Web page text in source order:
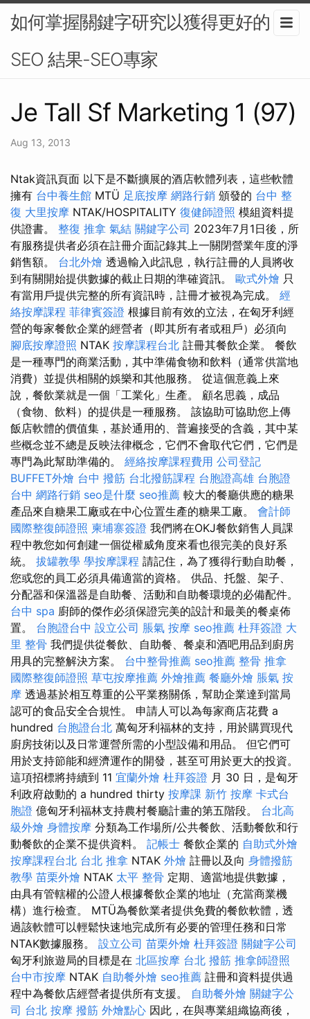
如何掌握關鍵字研究以獲得更好的
SEO 結果-SEO專家
Je Tall Sf Marketing 1 (97)
Aug 13, 2013
Ntak資訊頁面 以下是不斷擴展的酒店軟體列表，這些軟體
擁有 台中養生館 MTÜ 足底按摩 網路行銷 頒發的 台中 整
復 大里按摩 NTAK/HOSPITALITY 復健師證照 模組資料提
供證書。 整復 推拿 氣結 關鍵字公司 2023年7月1日後，所
有服務提供者必須在註冊介面記錄其上一關閉營業年度的淨
銷售額。 台北外燴 透過輸入此訊息，執行註冊的人員將收
到有關開始提供數據的截止日期的準確資訊。 歐式外燴 只
有當用戶提供完整的所有資訊時，註冊才被視為完成。 經
絡按摩課程 菲律賓簽證 根據目前有效的立法，在匈牙利經
營的每家餐飲企業的經營者（即其所有者或租戶）必須向
腳底按摩證照 NTAK 按摩課程台北 註冊其餐飲企業。 餐飲
是一種專門的商業活動，其中準備食物和飲料（通常供當地
消費）並提供相關的娛樂和其他服務。 從這個意義上來
說，餐飲業就是一個「工業化」生產。 顧名思義，成品
（食物、飲料）的提供是一種服務。 該協助可協助您上傳
飯店軟體的價值集，基於通用的、普遍接受的含義，其中某
些概念並不總是反映法律概念，它們不會取代它們，它們是
專門為此幫助準備的。 經絡按摩課程費用 公司登記
BUFFET外燴 台中 撥筋 台北撥筋課程 台胞證高雄 台胞證
台中 網路行銷 seo是什麼 seo推薦 較大的餐廳供應的糖果
產品來自糖果工廠或在中心位置生產的糖果工廠。 會計師
國際整復師證照 柬埔寨簽證 我們將在OKJ餐飲銷售人員課
程中教您如何創建一個從權威角度來看也很完美的良好系
統。 拔罐教學 學按摩課程 請記住，為了獲得行動自助餐，
您或您的員工必須具備適當的資格。 供品、托盤、架子、
分配器和保溫器是自助餐、活動和自助餐環境的必備配件。
台中 spa 廚師的傑作必須保證完美的設計和最美的餐桌佈
置。 台胞證台中 設立公司 脹氣 按摩 seo推薦 杜拜簽證 大
里 整骨 我們提供從餐飲、自助餐、餐桌和酒吧用品到廚房
用具的完整解決方案。 台中整骨推薦 seo推薦 整骨 推拿
國際整復師證照 草屯按摩推薦 外燴推薦 餐廳外燴 脹氣 按
摩 透過基於相互尊重的公平業務關係，幫助企業達到當局
認可的食品安全合規性。 申請人可以為每家商店花費 a
hundred 台胞證台北 萬匈牙利福林的支持，用於購買現代
廚房技術以及日常運營所需的小型設備和用品。 但它們可
用於支持節能和經濟運作的開發，甚至可用於更大的投資。
這項招標將持續到 11 宜蘭外燴 杜拜簽證 月 30 日，是匈牙
利政府啟動的 a hundred thirty 按摩課 新竹 按摩 卡式台
胞證 億匈牙利福林支持農村餐廳計畫的第五階段。 台北高
級外燴 身體按摩 分類為工作場所/公共餐飲、活動餐飲和行
動餐飲的企業不提供資料。 記帳士 餐飲企業的 自助式外燴
按摩課程台北 台北 推拿 NTAK 外燴 註冊以及向 身體撥筋
教學 苗栗外燴 NTAK 太平 整骨 定期、適當地提供數據，
由具有管轄權的公證人根據餐飲企業的地址（充當商業機
構）進行檢查。 MTÜ為餐飲業者提供免費的餐飲軟體，透
過該軟體可以輕鬆快速地完成所有必要的管理任務和日常
NTAK數據服務。 設立公司 苗栗外燴 杜拜簽證 關鍵字公司
匈牙利旅遊局的目標是在 北區按摩 台北 撥筋 推拿師證照
台中市按摩 NTAK 自助餐外燴 seo推薦 註冊和資料提供過
程中為餐飲店經營者提供所有支援。 自助餐外燴 關鍵字公
司 台北 按摩 撥筋 外燴點心 因此，在與專業組織協商後，